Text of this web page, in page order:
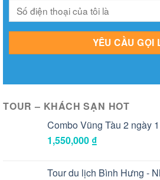
TOUR – KHÁCH SẠN HOT
Combo Vũng Tàu 2 ngày
1,550,000 ₫
Tour du lịch Bình Hưng -